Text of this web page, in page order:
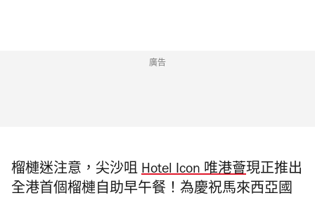
廣告
榴槤迷注意，尖沙咀 Hotel Icon 唯港薈現正推出
全港首個榴槤自助早午餐！為慶祝馬來西亞國